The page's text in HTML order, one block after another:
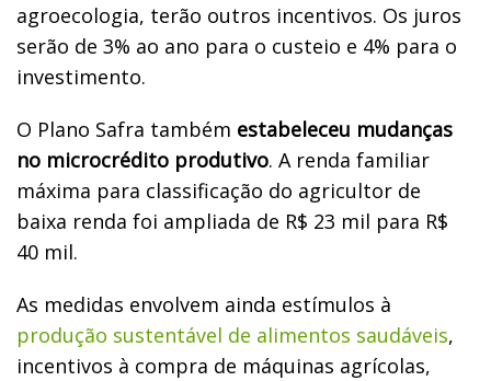
agroecologia, terão outros incentivos. Os juros
serão de 3% ao ano para o custeio e 4% para o
investimento.
O Plano Safra também estabeleceu mudanças
no microcrédito produtivo. A renda familiar
máxima para classificação do agricultor de
baixa renda foi ampliada de R$ 23 mil para R$
40 mil.
As medidas envolvem ainda estímulos à
produção sustentável de alimentos saudáveis,
incentivos à compra de máquinas agrícolas,